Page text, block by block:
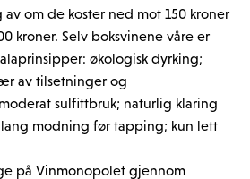
om de koster ned mot 150 kroner
kroner. Selv boksvinene våre er
økologisk dyrking;
av tilsetninger og
sulfittbruk; naturlig klaring
modning før tapping; kun lett
på Vinmonopolet gjennom